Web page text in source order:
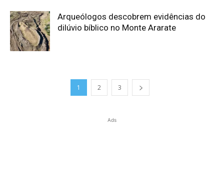
Arqueólogos descobrem evidências do
dilúvio bíblico no Monte Ararate
1 2 3
Ads